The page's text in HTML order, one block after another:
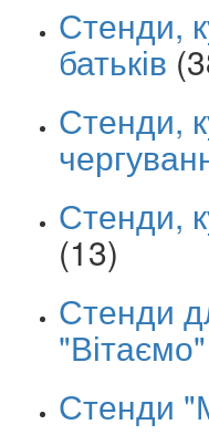
Стенди,
батьків
Стенди,
Стенди,
(13)
Стенди
"Вітаємо"
Стенди